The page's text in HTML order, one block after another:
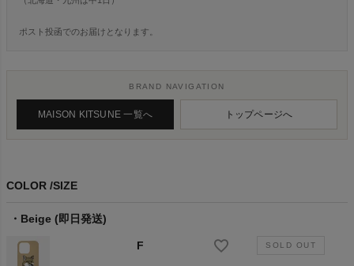
ポスト投函でのお届けとなります。
BRAND NAVIGATION
MAISON KITSUNE 一覧へ トップページへ
COLOR SIZE
Beige (即日発送)
F